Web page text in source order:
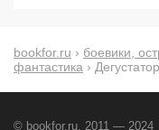
bookfor.ru › боевики,
фантастика ›
© bookfor.ru, 2011 — 2024